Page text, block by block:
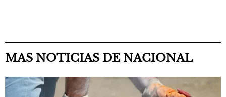
MAS NOTICIAS DE NACIONAL